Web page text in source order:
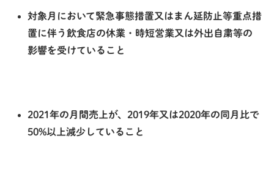
対象月において緊急事態措置又はまん延防止等重点措
置に伴う飲食店の休業・時短営業又は外出自粛等の
影響を受けていること
2021年の月間売上が、2019年又は2020年の同月比で
50%以上減少していること